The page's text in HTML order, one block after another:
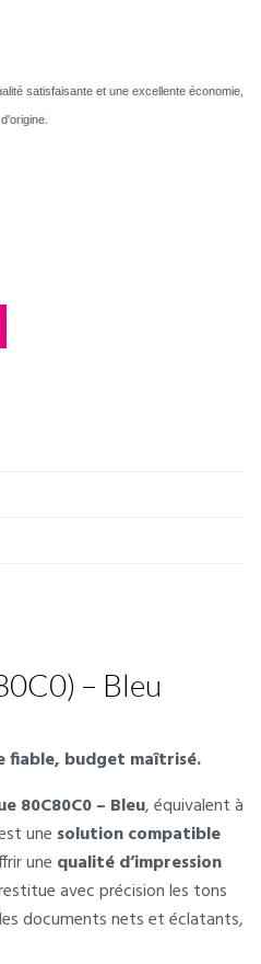
satisfaisante et une excellente économie,
– Bleu
fiable, budget maîtrisé.
80C80C0 – Bleu, équivalent à
une solution compatible
une qualité d’impression
avec précision les tons
documents nets et éclatants,